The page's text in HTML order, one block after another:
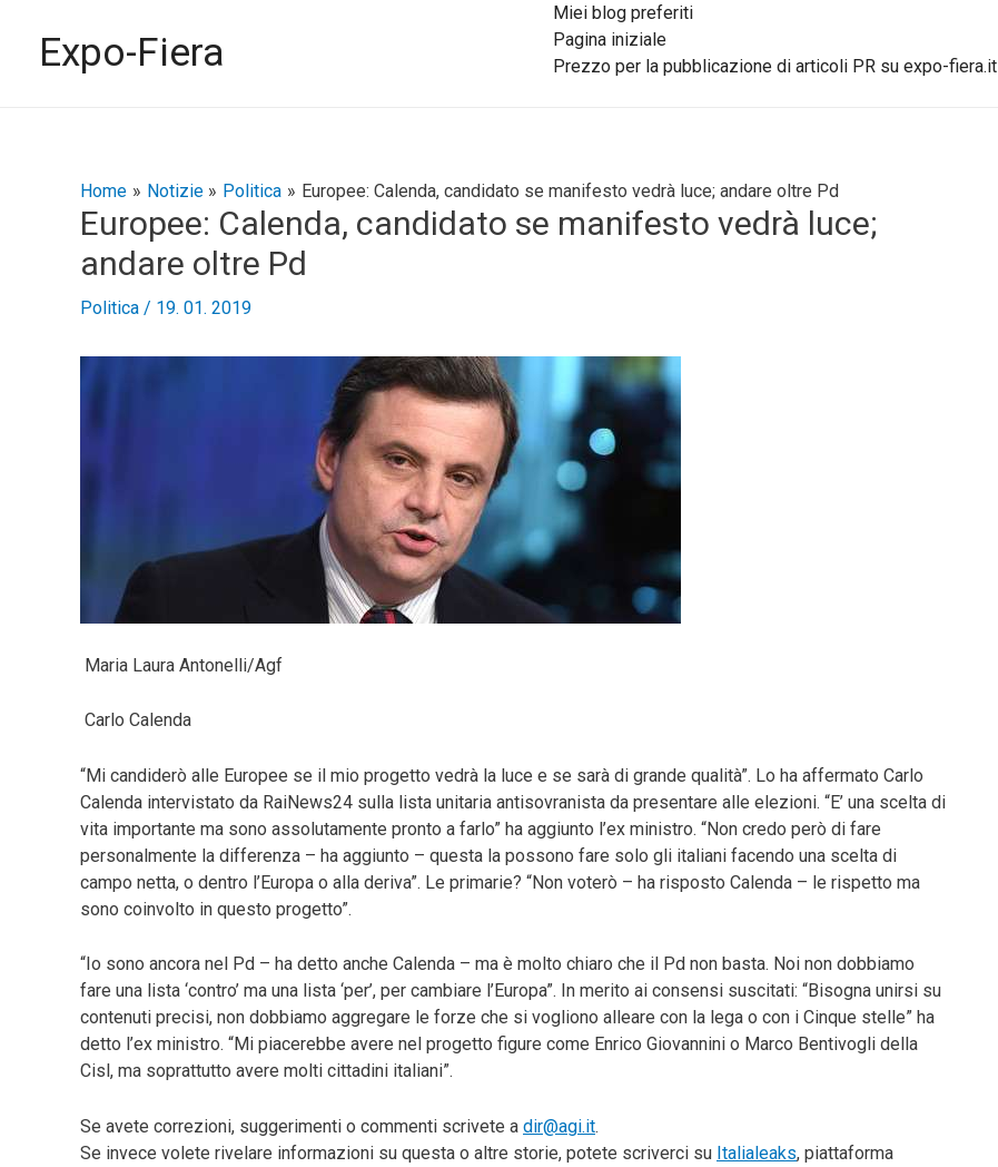
contenutoExpo-Fiera
Miei blog preferiti
Pagina iniziale
Prezzo per la pubblicazione di articoli PR su expo-fiera.it
Home Notizie Politica Europee: Calenda, candidato se manifesto vedrà luce; andare oltre Pd
Europee: Calenda, candidato se manifesto vedrà luce;
andare oltre Pd
Politica / 19. 01. 2019
Maria Laura Antonelli/Agf
Carlo Calenda
“Mi candiderò alle Europee se il mio progetto vedrà la luce e se sarà di grande qualità”. Lo ha affermato Carlo
Calenda intervistato da RaiNews24 sulla lista unitaria antisovranista da presentare alle elezioni. “E’ una scelta di
vita importante ma sono assolutamente pronto a farlo” ha aggiunto l’ex ministro. “Non credo però di fare
personalmente la differenza – ha aggiunto – questa la possono fare solo gli italiani facendo una scelta di
campo netta, o dentro l’Europa o alla deriva”. Le primarie? “Non voterò – ha risposto Calenda – le rispetto ma
sono coinvolto in questo progetto”.
“Io sono ancora nel Pd – ha detto anche Calenda – ma è molto chiaro che il Pd non basta. Noi non dobbiamo
fare una lista ‘contro’ ma una lista ‘per’, per cambiare l’Europa”. In merito ai consensi suscitati: “Bisogna unirsi su
contenuti precisi, non dobbiamo aggregare le forze che si vogliono alleare con la lega o con i Cinque stelle” ha
detto l’ex ministro. “Mi piacerebbe avere nel progetto figure come Enrico Giovannini o Marco Bentivogli della
Cisl, ma soprattutto avere molti cittadini italiani”.
Se avete correzioni, suggerimenti o commenti scrivete a dir@agi.it.
Se invece volete rivelare informazioni su questa o altre storie, potete scriverci su Italialeaks, piattaforma
Navigazione
articoli